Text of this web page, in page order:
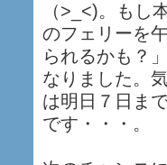
（>_<)。もし
のフェリーを
られるかも？
なりました。
は明日７日ま
です・・・。